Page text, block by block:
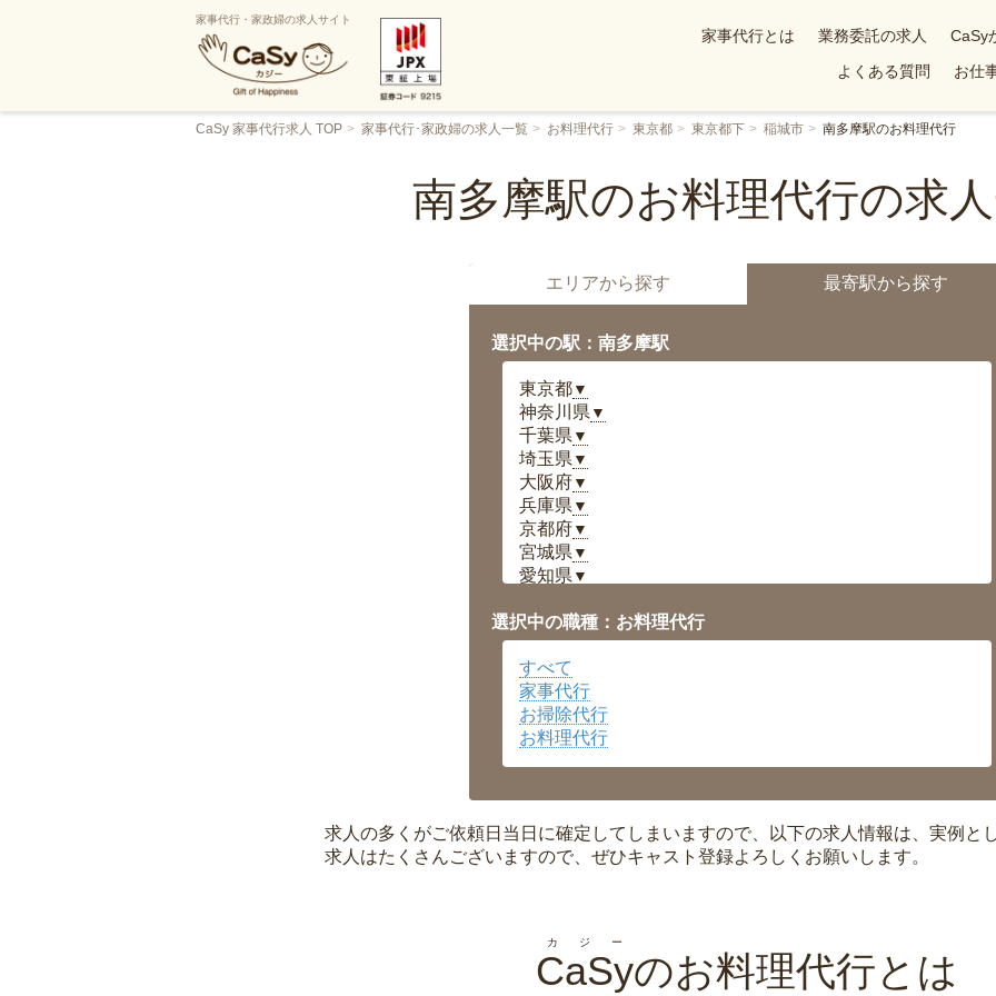
家事代行・家政婦の求人サイト
家事代行とは 業務委託の求人 CaSy
よくある質問
お仕
CaSy 家事代行求人 TOP 家事代行･家政婦の求人一覧 お料理代行 東京都 東京都下 稲城市 南多摩駅のお料理代行
南多摩駅のお料理代行の求
エリアから探す 最寄駅から探す
選択中の駅：南多摩駅
東京都▼
神奈川県 ▼
千葉県 ▼
埼玉県 ▼
大阪府▼
兵庫県 ▼
京都府▼
宮城県 ▼
愛知県 ▼
岡山県▼
広島県▼
沖縄県
選択中の職種：お料理代行
すべて
家事代行
お掃除代行
お料理代行
求人の多くがご依頼日当日に確定してしまいますので、以下の求人情報は、実例と
求人はたくさんございますので、ぜひキャスト登録よろしくお願いします。
CaSy
カジー
のお料理代行とは